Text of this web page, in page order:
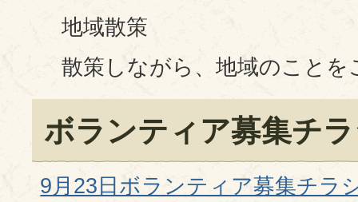
地域散策
散策しながら、地域のことを
ボランティア募集チ
9月23日ボランティア募集チラ